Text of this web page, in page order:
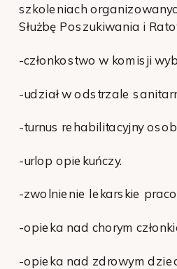
szkoleniach
Służbę Poszukiwania i
-członkostwo w komisji
-udział w odstrzale
-turnus rehabilitacyjny
-urlop opiekuńczy.
-zwolnienie lekarskie
-opieka nad chorym
-opieka nad zdrowym